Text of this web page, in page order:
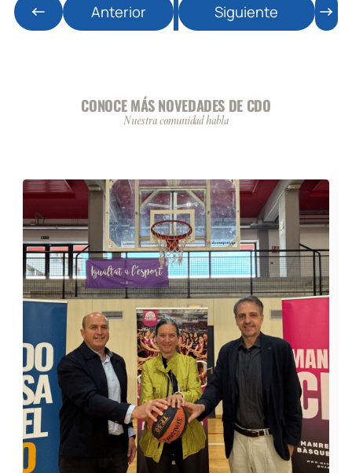
Anterior Siguiente
CONOCE MÁS NOVEDADES DE CDO
Nuestra comunidad habla